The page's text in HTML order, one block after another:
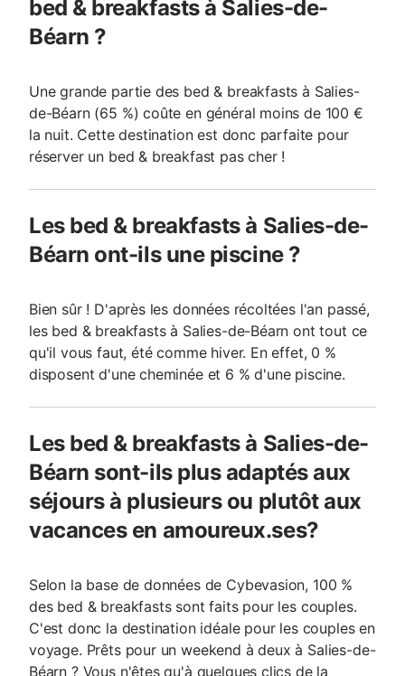
bed & breakfasts à Salies-de-
Béarn ?
Une grande partie des bed & breakfasts à Salies-
de-Béarn (65 %) coûte en général moins de 100 €
la nuit. Cette destination est donc parfaite pour
réserver un bed & breakfast pas cher !
Les bed & breakfasts à Salies-de-
Béarn ont-ils une piscine ?
Bien sûr ! D'après les données récoltées l'an passé,
les bed & breakfasts à Salies-de-Béarn ont tout ce
qu'il vous faut, été comme hiver. En effet, 0 %
disposent d'une cheminée et 6 % d'une piscine.
Les bed & breakfasts à Salies-de-
Béarn sont-ils plus adaptés aux
séjours à plusieurs ou plutôt aux
vacances en amoureux.ses?
Selon la base de données de Cybevasion, 100 %
des bed & breakfasts sont faits pour les couples.
C'est donc la destination idéale pour les couples en
voyage. Prêts pour un weekend à deux à Salies-de-
Béarn ? Vous n'êtes qu'à quelques clics de la